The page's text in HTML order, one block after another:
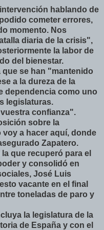
hablando de
cometer errores,
momento. Nos
diaria de la crisis",
la labor de
del bienestar.
que se han "mantenido
a la dureza de la
dependencia como uno
legislaturas.
confianza".
sobre la
a hacer aquí, donde
Zapatero.
que recuperó para el
y consolidó en
José Luis
vacante en el final
toneladas de paro y
la legislatura de la
de España y con el